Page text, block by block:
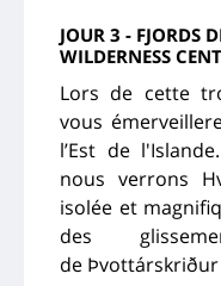
JOUR 3 - FJORDS
WILDERNESS
Lors de cette
vous
l’Est de
nous verrons
isolée et
des
de Þvottárskriður